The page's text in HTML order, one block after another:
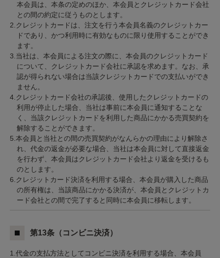
本会員は、本条の定めのほか、本会員とクレジットカード会社
との間の約定に従うものとします。
2.クレジットカードは、注文を行う本会員名義のクレジットカー
ドであり、かつ利用時に有効なものに限り使用することができ
ます。
3.当社は、本会員による注文の際に、本会員のクレジットカード
について、クレジットカード会社に承認を求めます。なお、承
認が得られない場合は当該クレジットカードでの支払いができ
ません。
4.クレジットカード会社の承認後、使用したクレジットカードの
利用が停止した場合、当社は事前に本会員に通知することな
く、当該クレジットカードを利用した商品にかかる売買契約を
解除することができます。
5.本会員と当社との間の売買契約がなんらかの理由により解除さ
れ、代金の返金が必要な場合、当社は本会員に対して直接返金
を行わず、本会員はクレジットカード会社より返金を受けるも
のとします。
6.クレジットカード決済を利用する場合、本会員が購入した商品
の所有権は、当該商品にかかる決済が、本会員とクレジットカ
ード会社との間で完了すると同時に本会員に移転します。
第13条（コンビニ決済）
1.代金の支払方法としてコンビニ決済を利用する場合、本会員